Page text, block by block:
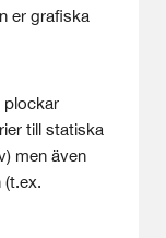
er grafiska
plockar
till statiska
men även
(t.ex.